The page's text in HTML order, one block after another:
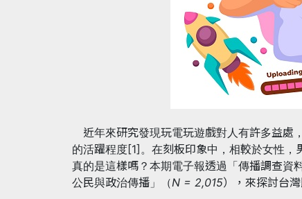
近年來研究發現玩電玩遊戲對人有許多益處
的活躍程度[1]。在刻板印象中，相較於女性
真的是這樣嗎？本期電子報透過「傳播調查資
公民與政治傳播」（N = 2,015），來探討台